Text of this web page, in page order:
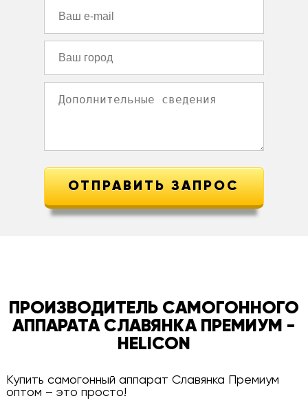
ПРОИЗВОДИТЕЛЬ САМОГОННОГО
АППАРАТА СЛАВЯНКА ПРЕМИУМ -
HELICON
Купить самогонный аппарат Славянка Премиум
оптом – это просто!